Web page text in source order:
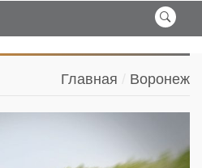
Главная Воронеж